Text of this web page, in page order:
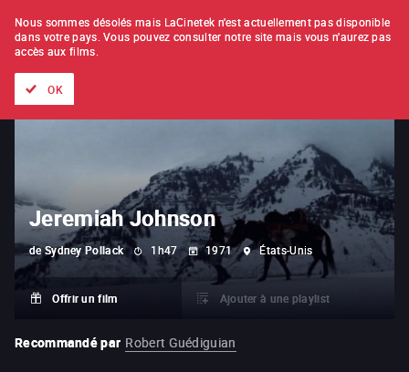
À L'UNITÉ ABONNEMENT
Jeremiah Johnson
de Sydney Pollack 1h47 1971 États-Unis
Offrir un film Ajouter à une playlist
Recommandé par Robert Guédiguian
Nous sommes désolés mais LaCinetek n'est actuellement pas disponible
dans votre pays. Vous pouvez consulter notre site mais vous n'aurez pas
accès aux films.
OK